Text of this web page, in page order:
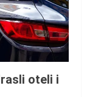
oteli i